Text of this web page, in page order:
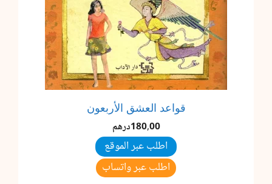
قواعد العشق الأربعون
180,00درهم
اطلب عبر الموقع
اطلب عبر واتساب